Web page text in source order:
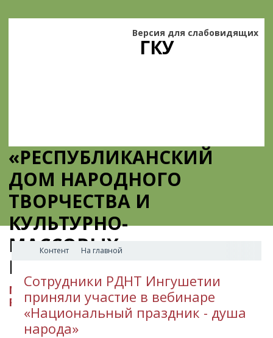
ГКУ
«РЕСПУБЛИКАНСКИЙ
ДОМ НАРОДНОГО
ТВОРЧЕСТВА И
КУЛЬТУРНО-
МАССОВЫХ
МЕРОПРИЯТИЙ»
МИНИСТЕРСТВО КУЛЬТУРЫ
РЕСПУБЛИКИ ИНГУШЕТИЯ
Версия для слабовидящих
Контент На главной
​Сотрудники РДНТ Ингушетии
приняли участие в вебинаре
«Национальный праздник - душа
народа»